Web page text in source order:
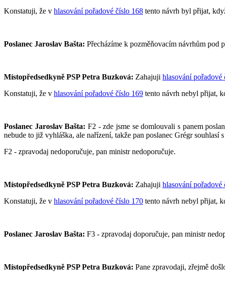
Konstatuji, že v hlasování pořadové číslo 168 tento návrh byl přijat,
Poslanec Jaroslav Bašta: Přecházíme k pozměňovacím návrhům pod
Místopředsedkyně PSP Petra Buzková: Zahajuji hlasování pořadové
Konstatuji, že v hlasování pořadové číslo 169 tento návrh nebyl přijat,
Poslanec Jaroslav Bašta: F2 - zde jsme se domlouvali s panem
nebude to již vyhláška, ale nařízení, takže pan poslanec Grégr souhlasí
F2 - zpravodaj nedoporučuje, pan ministr nedoporučuje.
Místopředsedkyně PSP Petra Buzková: Zahajuji hlasování pořadové
Konstatuji, že v hlasování pořadové číslo 170 tento návrh nebyl přijat,
Poslanec Jaroslav Bašta: F3 - zpravodaj doporučuje, pan ministr
Místopředsedkyně PSP Petra Buzková: Pane zpravodaji, zřejmě